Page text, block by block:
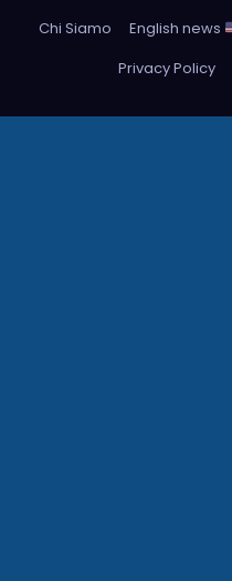
Chi Siamo
English news
Privacy Policy